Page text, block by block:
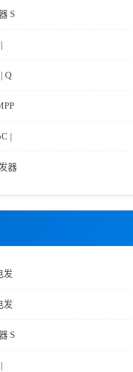
S
Q
|
器
发
发
S